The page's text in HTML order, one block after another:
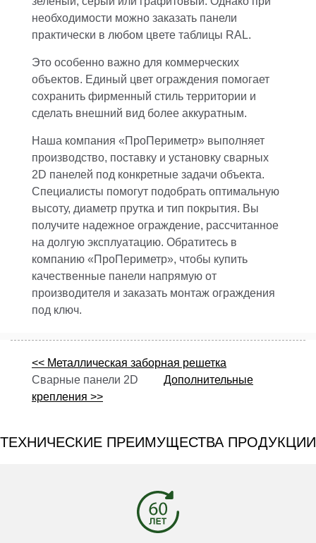
необходимости можно заказать панели
практически в любом цвете таблицы RAL.
Это особенно важно для коммерческих
объектов. Единый цвет ограждения помогает
сохранить фирменный стиль территории и
сделать внешний вид более аккуратным.
Наша компания «ПроПериметр» выполняет
производство, поставку и установку сварных
2D панелей под конкретные задачи объекта.
Специалисты помогут подобрать оптимальную
высоту, диаметр прутка и тип покрытия. Вы
получите надежное ограждение, рассчитанное
на долгую эксплуатацию. Обратитесь в
компанию «ПроПериметр», чтобы купить
качественные панели напрямую от
производителя и заказать монтаж ограждения
под ключ.
<< Металлическая заборная решетка
Сварные панели 2D Дополнительные
крепления >>
ТЕХНИЧЕСКИЕ ПРЕИМУЩЕСТВА ПРОДУКЦИИ